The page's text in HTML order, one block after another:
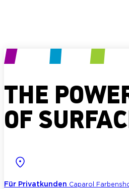
THE
OF
Für Privatkunden Caparol